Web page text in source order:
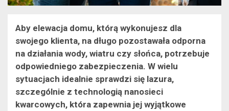
Aby elewacja domu, którą wykonujesz dla
swojego klienta, na długo pozostawała odporna
na działania wody, wiatru czy słońca, potrzebuje
odpowiedniego zabezpieczenia. W wielu
sytuacjach idealnie sprawdzi się lazura,
szczególnie z technologią nanosieci
kwarcowych, która zapewnia jej wyjątkowe